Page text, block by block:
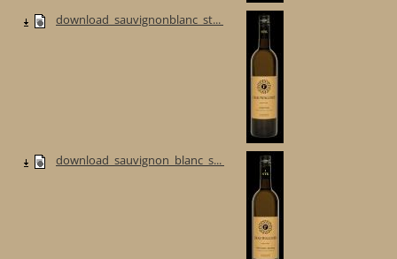
download_sauvignonblanc_st...
download_sauvignon_blanc_s...